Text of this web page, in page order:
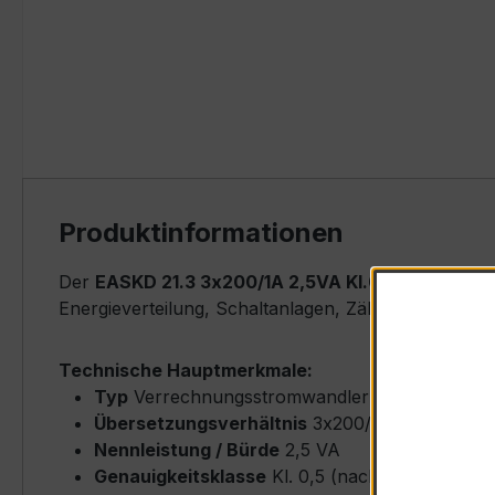
Produktinformationen
Der EASKD 21.3 3x200/1A 2,5VA Kl.0,5
ist ein
Energieverteilung, Schaltanlagen, Zählerfeldern
Technische Hauptmerkmale:
Typ Verrechnungsstromwandler (Ringkern-Typ)
Übersetzungsverhältnis 3x200/1 A
Nennleistung / Bürde 2,5 VA
Genauigkeitsklasse Kl. 0,5 (nach IEC/EN